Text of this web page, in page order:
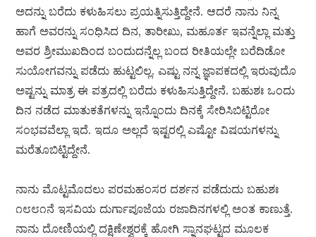
ಅದನ್ನು ಬರೆದು ಕಳುಹಿಸಲು ಪ್ರಯತ್ನಿಸುತ್ತಿದ್ದೇನೆ. ಆದರೆ ನಾನು ನಿನ್ನ
ಹಾಗೆ ಅವರನ್ನು ಸಂಧಿಸಿದ ದಿನ, ತಾರೀಖು, ಮಹೂರ್ತ ಇವನ್ನೆಲ್ಲಾ ಮತ್ತು
ಅವರ ಶ್ರೀಮುಖದಿಂದ ಬಂದುದನ್ನೆಲ್ಲ ಬಂದ ರೀತಿಯಲ್ಲೇ ಬರೆದಿಡೋ
ಸುಯೋಗವನ್ನು ಪಡೆದು ಹುಟ್ಟಲಿಲ್ಲ. ಎಷ್ಟು ನನ್ನ ಜ್ಞಾಪಕದಲ್ಲಿ ಇರುವುದೊ
ಅಷ್ಟನ್ನು ಮಾತ್ರ ಈ ಪತ್ರದಲ್ಲಿ ಬರೆದು ಕಳುಹಿಸುತ್ತಿದ್ದೇನೆ. ಬಹುಶಃ ಒಂದು
ದಿನ ನಡೆದ ಮಾತುಕತೆಗಳನ್ನು ಇನ್ನೊಂದು ದಿನಕ್ಕೆ ಸೇರಿಸಿಬಿಟ್ಟಿರೋ
ಸಂಭವವೆಲ್ಲಾ ಇದೆ. ಇದೂ ಅಲ್ಲದೆ ಇಷ್ಟರಲ್ಲಿ ಎಷ್ಟೋ ವಿಷಯಗಳನ್ನು
ಮರೆತೂಬಿಟ್ಟಿದ್ದೇನೆ.
ನಾನು ಮೊಟ್ಟಮೊದಲು ಪರಮಹಂಸರ ದರ್ಶನ ಪಡೆದುದು ಬಹುಶಃ
೧೮೮೧ನೆ ಇಸವಿಯ ದುರ್ಗಾಪೂಜೆಯ ರಜಾದಿನಗಳಲ್ಲಿ ಅಂತ ಕಾಣುತ್ತೆ.
ನಾನು ದೋಣಿಯಲ್ಲಿ ದಕ್ಷಿಣೇಶ್ವರಕ್ಕೆ ಹೋಗಿ ಸ್ನಾನಘಟ್ಟದ ಮೂಲಕ